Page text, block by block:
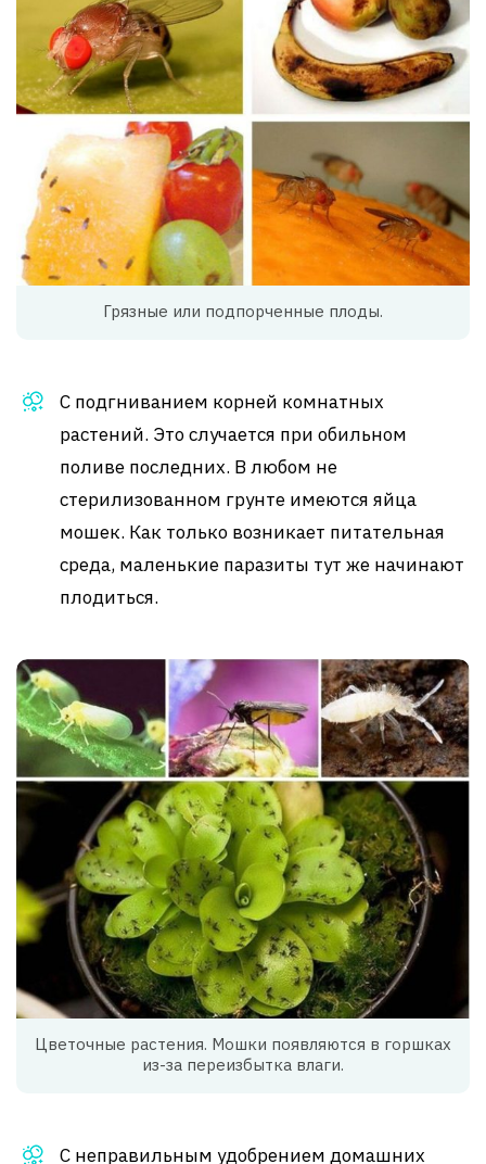
Грязные или подпорченные плоды.
С подгниванием корней комнатных
растений. Это случается при обильном
поливе последних. В любом не
стерилизованном грунте имеются яйца
мошек. Как только возникает питательная
среда, маленькие паразиты тут же начинают
плодиться.
Цветочные растения. Мошки появляются в горшках
из-за переизбытка влаги.
С неправильным удобрением домашних